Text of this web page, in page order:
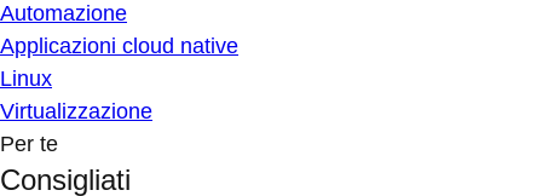
Automazione
Applicazioni cloud native
Linux
Virtualizzazione
Per te
Consigliati